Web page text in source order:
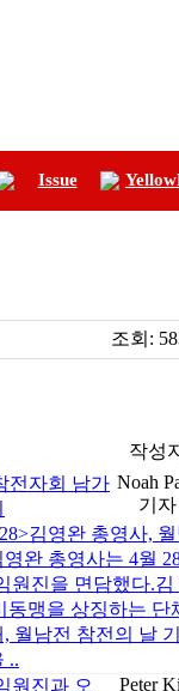
Issue
조회:
작성
전자회 남가 Noah
기자
김영완 총영사,
완 총영사는 4월
원진을 면담했다.
동맹을 상징하는 단
월남전 참전의 날
..
원진과 오
Peter